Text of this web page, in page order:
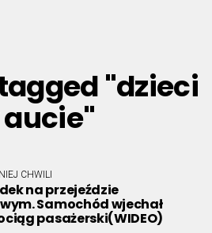
"dzieci
CHWILI
na przejeździe
Samochód wjechał
pasażerski(WIDEO)